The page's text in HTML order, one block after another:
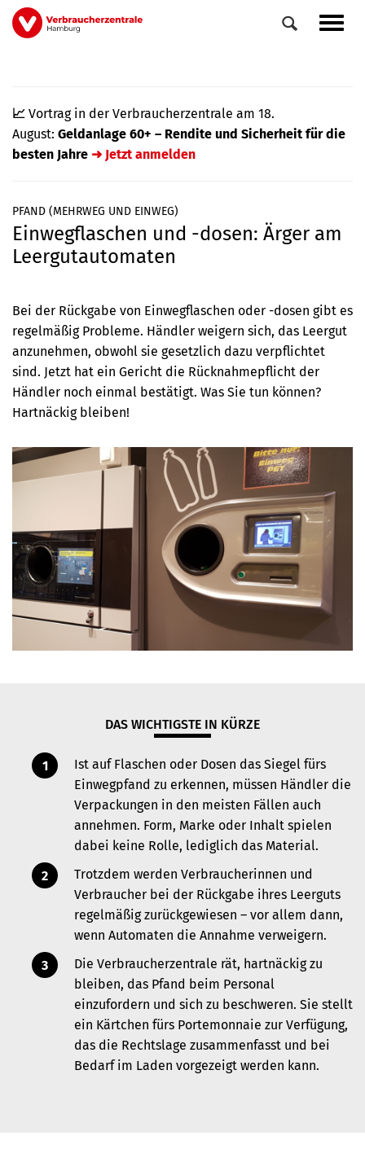
Direkt
zum
📈 Vortrag in der Verbraucherzentrale am 18.
August: Geldanlage 60+ – Rendite und Sicherheit für die
besten Jahre ➜ Jetzt anmelden
Veranstaltungen
0
Elemente
PFAND (MEHRWEG UND EINWEG)
Einwegflaschen und -dosen: Ärger am
Leergutautomaten
Bei der Rückgabe von Einwegflaschen oder -dosen gibt es
regelmäßig Probleme. Händler weigern sich, das Leergut
anzunehmen, obwohl sie gesetzlich dazu verpflichtet
sind. Jetzt hat ein Gericht die Rücknahmepflicht der
Händler noch einmal bestätigt. Was Sie tun können?
Hartnäckig bleiben!
DAS WICHTIGSTE IN KÜRZE
Ist auf Flaschen oder Dosen das Siegel fürs
Einwegpfand zu erkennen, müssen Händler die
Verpackungen in den meisten Fällen auch
annehmen. Form, Marke oder Inhalt spielen
dabei keine Rolle, lediglich das Material.
Trotzdem werden Verbraucherinnen und
Verbraucher bei der Rückgabe ihres Leerguts
regelmäßig zurückgewiesen – vor allem dann,
wenn Automaten die Annahme verweigern.
Die Verbraucherzentrale rät, hartnäckig zu
bleiben, das Pfand beim Personal
einzufordern und sich zu beschweren. Sie stellt
ein Kärtchen fürs Portemonnaie zur Verfügung,
das die Rechtslage zusammenfasst und bei
Bedarf im Laden vorgezeigt werden kann.